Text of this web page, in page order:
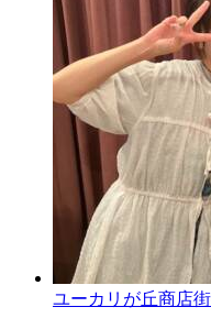
ユーカリが丘商店